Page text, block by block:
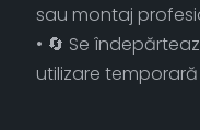
sau montaj
• 🔄 Se
utilizare